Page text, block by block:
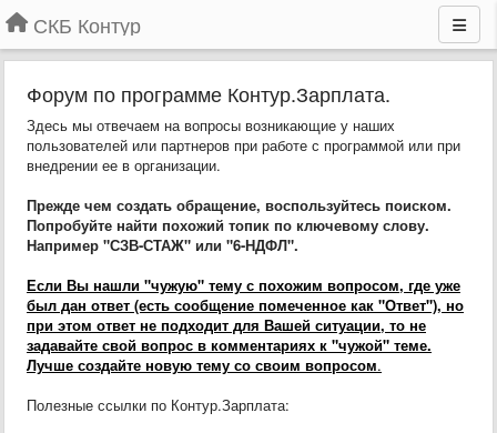
СКБ Контур
Форум по программе Контур.Зарплата.
Здесь мы отвечаем на вопросы возникающие у наших
пользователей или партнеров при работе с программой или при
внедрении ее в организации.
Прежде чем создать обращение, воспользуйтесь поиском.
Попробуйте найти похожий топик по ключевому слову.
Например "СЗВ-СТАЖ" или "6-НДФЛ".
Если Вы нашли "чужую" тему с похожим вопросом, где уже
был дан ответ (есть сообщение помеченное как "Ответ"), но
при этом ответ не подходит для Вашей ситуации, то не
задавайте свой вопрос в комментариях к "чужой" теме.
Лучше создайте новую тему со своим вопросом.
Полезные ссылки по Контур.Зарплата: